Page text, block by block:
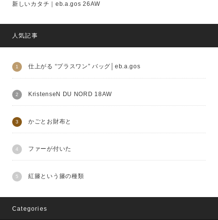
新しいカタチ｜eb.a.gos 26AW
人気記事
仕上がる “プラスワン” バッグ│eb.a.gos
KristenseN DU NORD 18AW
かごとお財布と
ファーが付いた
紅籐という籐の種類
Categories